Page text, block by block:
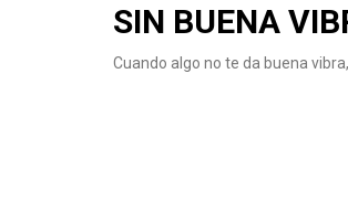
SIN BUENA
Cuando algo no te da buena